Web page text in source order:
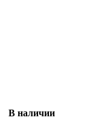
В наличии